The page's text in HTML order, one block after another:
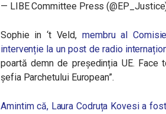
— LIBE Committee Press
Sophie in ‘t Veld, membru al
intervenție la un post de radio
poartă demn de președinția UE.
șefia Parchetului European”.
Amintim că, Laura Codruța Kovesi a